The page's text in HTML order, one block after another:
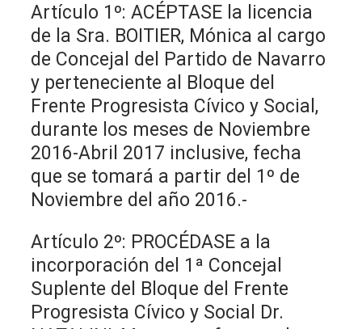
Artículo 1º: ACÉPTASE la licencia
de la Sra. BOITIER, Mónica al cargo
de Concejal del Partido de Navarro
y perteneciente al Bloque del
Frente Progresista Cívico y Social,
durante los meses de Noviembre
2016-Abril 2017 inclusive, fecha
que se tomará a partir del 1º de
Noviembre del año 2016.-
Artículo 2º: PROCÉDASE a la
incorporación del 1ª Concejal
Suplente del Bloque del Frente
Progresista Cívico y Social Dr.